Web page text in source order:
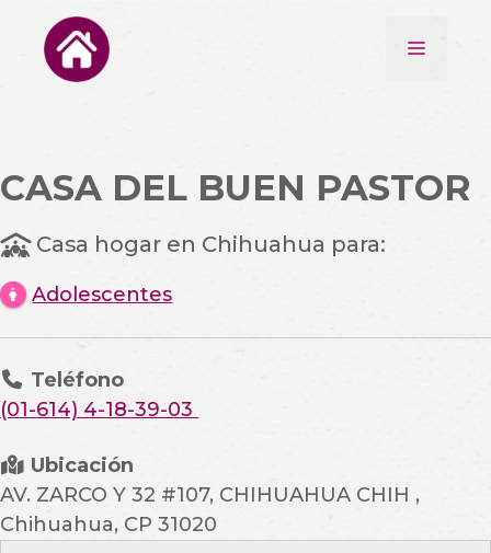
contenido
Menú
CASA DEL BUEN PASTOR
Casa hogar en Chihuahua para:
Adolescentes
Teléfono
(01-614) 4-18-39-03
Ubicación
AV. ZARCO Y 32 #107, CHIHUAHUA CHIH ,
Chihuahua, CP 31020